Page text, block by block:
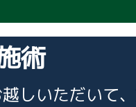
術
しいただいて